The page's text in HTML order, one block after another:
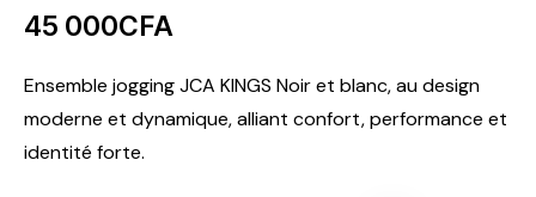
45 000CFA
Ensemble jogging JCA KINGS Noir et blanc, au design
moderne et dynamique, alliant confort, performance et
identité forte.